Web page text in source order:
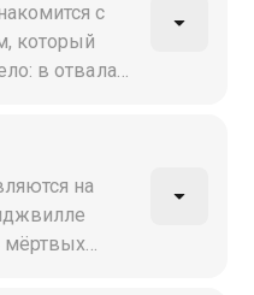
с
который
в отвалах
на
мёртвых